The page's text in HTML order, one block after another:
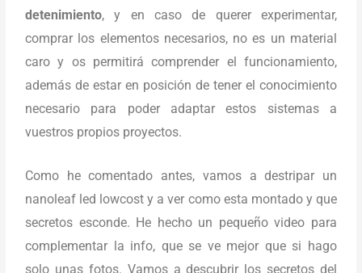
detenimiento, y en caso de querer experimentar,
comprar los elementos necesarios, no es un material
caro y os permitirá comprender el funcionamiento,
además de estar en posición de tener el conocimiento
necesario para poder adaptar estos sistemas a
vuestros propios proyectos.
Como he comentado antes, vamos a destripar un
nanoleaf led lowcost y a ver como esta montado y que
secretos esconde. He hecho un pequeño video para
complementar la info, que se ve mejor que si hago
solo unas fotos. Vamos a descubrir los secretos del